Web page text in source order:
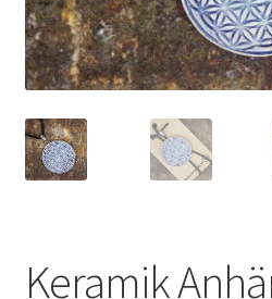
Keramik